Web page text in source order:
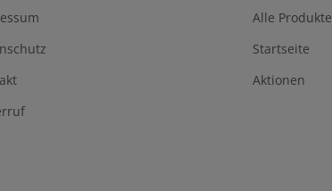
Alle Produkte
Startseite
Aktionen